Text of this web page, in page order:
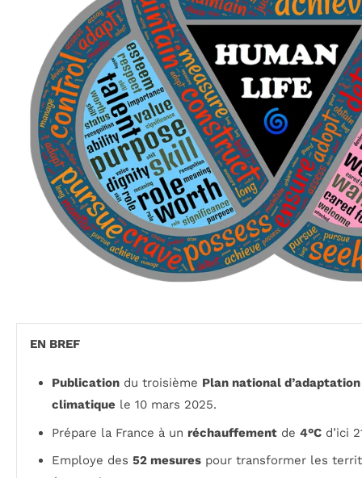
EN BREF
Publication du troisième Plan national
climatique le 10 mars 2025.
Prépare la France à un réchauffement de 4°C d’ici
Employe des 52 mesures pour transformer les